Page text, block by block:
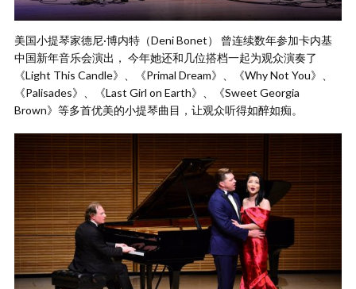
美国小提琴家德尼·博内特（Deni Bonet） 曾连续数年参加卡内基
中国新年音乐会演出， 今年她还和几位搭档一起为观众演奏了
《Light This Candle》、《Primal Dream》、《Why Not You》、
《Palisades》、《Last Girl on Earth》、《Sweet Georgia
Brown》等多首优美的小提琴曲目，让观众听得如醉如痴。